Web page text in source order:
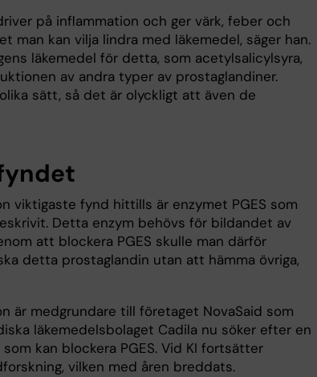
på inflammation och ger värk, feber och
man kan vilja lindra med läkeme­del, säger han.
läkemedel för detta, som acetylsalicylsyra,
av andra typer av prostaglandiner.
sätt, så det är olyckligt att även de
viktigaste fynd hittills är enzymet PGES som
Detta enzym behövs för bildan­det av
att blockera PGES skulle man därför
detta prostaglandin utan att hämma övriga,
är medgrundare till företaget NovaSaid som
läkemedelsbolaget Cadila nu söker efter en
kan blockera PGES. Vid KI fort­sätter
vilken med åren breddats.